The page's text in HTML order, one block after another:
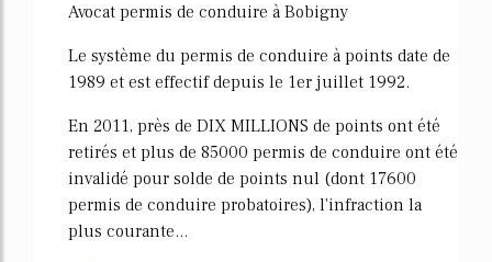
Avocat permis de conduire à Bobigny
Le système du permis de conduire à points date de
1989 et est effectif depuis le 1er juillet 1992.
En 2011, près de DIX MILLIONS de points ont été
retirés et plus de 85000 permis de conduire ont été
invalidé pour solde de points nul (dont 17600
permis de conduire probatoires), l'infraction la
plus courante...